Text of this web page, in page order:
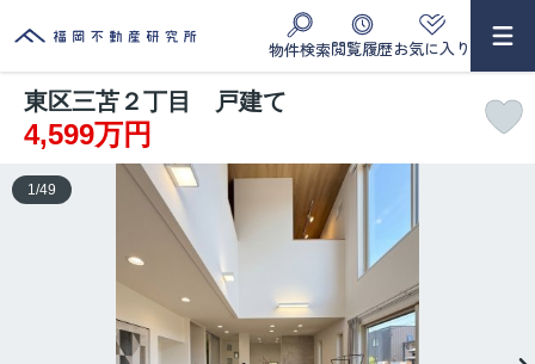
物件検索閲覧履歴お気に入り
東区三苫２丁目 戸建て
4,599万円
1 /49